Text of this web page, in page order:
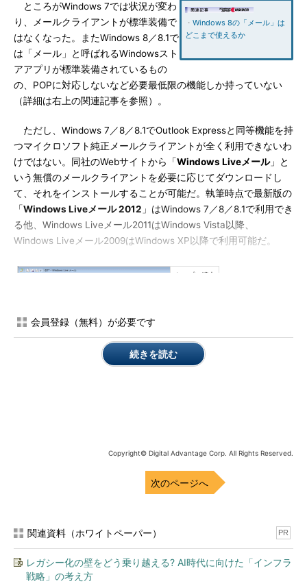
・ Windows 8の「メール」は
どこまで使えるか
ところがWindows 7では状況が変わ
り、メールクライアントが標準装備で
はなくなった。またWindows 8／8.1で
は「メール」と呼ばれるWindowsスト
アアプリが標準装備されているもの
の、POPに対応しないなど必要最低限の機能しか持っていない
（詳細は右上の関連記事を参照）。
ただし、Windows 7／8／8.1でOutlook Expressと同等機能を持
つマイクロソフト純正メールクライアントが全く利用できないわ
けではない。同社のWebサイトから「Windows Liveメール」と
いう無償のメールクライアントを必要に応じてダウンロードし
て、それをインストールすることが可能だ。執筆時点で最新版の
「Windows Liveメール 2012 」はWindows 7／8／8.1で利用でき
る他、Windows Liveメール2011はWindows Vista以降、
Windows Liveメール2009はWindows XP以降で利用可能だ。
利用可能な機能としては、メールクライアントに加えて、カ
レンダー、RSSリーダー、ニュースリーダーがある。Outloo
k.com（旧Hotmail）のクライアントとしても利用できる点
・MSの新WebメールOutlook.
comは使えるか？
Webメールサービスとして知られる
Outlook.com（旧Hotmail）のクライア
ントとしても利用できる点が、
会員登録（無料）が必要です
続きを読む
Copyright© Digital Advantage Corp. All Rights Reserved.
次のページへ
関連資料（ホワイトペーパー） PR
レガシー化の壁をどう乗り越える? AI時代に向けた「インフラ
戦略」の考え方